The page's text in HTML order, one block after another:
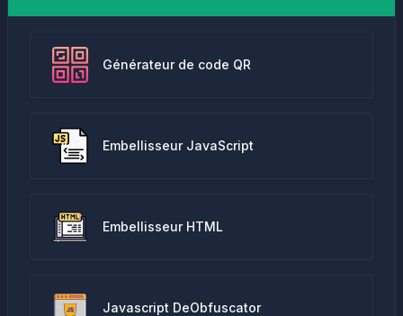
Générateur de code QR
Embellisseur JavaScript
Embellisseur HTML
Javascript DeObfuscator